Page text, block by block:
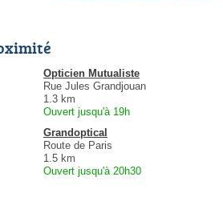
Opticien Mutualiste
Rue Jules Grandjouan
1.3 km
Ouvert jusqu'à 19h
Grandoptical
Route de Paris
1.5 km
Ouvert jusqu'à 20h30